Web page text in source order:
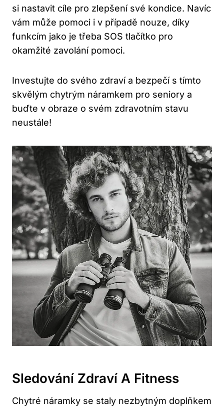
si nastavit cíle pro zlepšení své kondice. Navíc
vám může pomoci i v případě nouze, díky
funkcím jako je třeba ⁣SOS tlačítko⁢ pro⁣
okamžité zavolání pomoci.
Investujte ⁤do⁣ svého zdraví a​ bezpečí s tímto‌
skvělým chytrým náramkem pro seniory a
buďte v ‌obraze o svém zdravotním stavu
neustále!
Sledování Zdraví ‌a Fitness
Chytré náramky se staly nezbytným doplňkem